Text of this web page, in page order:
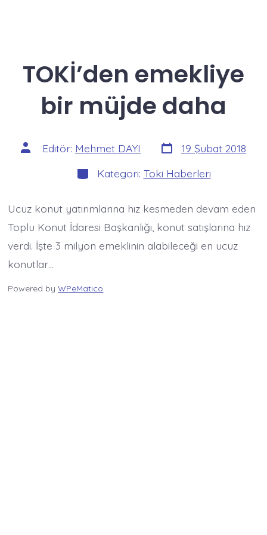
TOKİ’den emekliye
bir müjde daha
Yazının
yazarı
Editör: Mehmet DAYI Yazı
tarihi
19 Şubat 2018
Kategoriler
Kategori: Toki Haberleri
Ucuz konut yatırımlarına hız kesmeden devam eden
Toplu Konut İdaresi Başkanlığı, konut satışlarına hız
verdi. İşte 3 milyon emeklinin alabileceği en ucuz
konutlar…
Powered byWPeMatico